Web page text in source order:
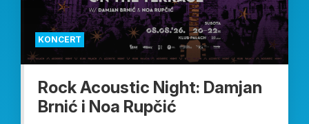
KONCERT
Rock Acoustic Night: Damjan
Brnić i Noa Rupčić